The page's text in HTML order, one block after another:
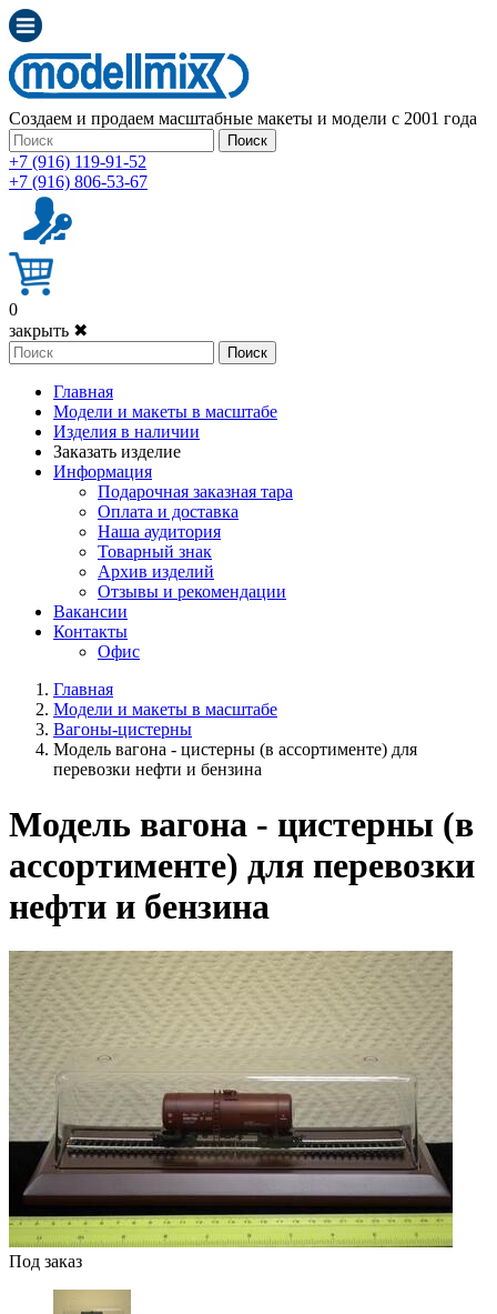
Создаем и продаем масштабные макеты и модели с 2001 года
Поиск
+7 (916) 119-91-52
+7 (916) 806-53-67
0
закрыть ✖
Поиск
Главная
Модели и макеты в масштабе
Изделия в наличии
Заказать изделие
Информация
Подарочная заказная тара
Оплата и доставка
Наша аудитория
Товарный знак
Архив изделий
Отзывы и рекомендации
Вакансии
Контакты
Офис
Главная
Модели и макеты в масштабе
Вагоны-цистерны
Модель вагона - цистерны (в ассортименте) для
перевозки нефти и бензина
Модель вагона - цистерны (в
ассортименте) для перевозки
нефти и бензина
Под заказ